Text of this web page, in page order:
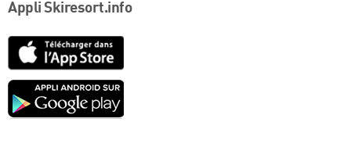
Appli Skiresort.info
Google